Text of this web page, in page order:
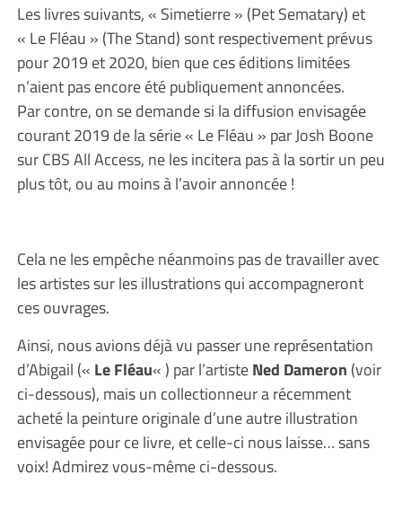
Les livres suivants, « Simetierre » (Pet Sematary) et
« Le Fléau » (The Stand) sont respectivement prévus
pour 2019 et 2020, bien que ces éditions limitées
n’aient pas encore été publiquement annoncées.
Par contre, on se demande si la diffusion envisagée
courant 2019 de la série « Le Fléau » par Josh Boone
sur CBS All Access, ne les incitera pas à la sortir un peu
plus tôt, ou au moins à l’avoir annoncée !
Cela ne les empêche néanmoins pas de travailler avec
les artistes sur les illustrations qui accompagneront
ces ouvrages.
Ainsi, nous avions déjà vu passer une représentation
d’Abigail (« Le Fléau« ) par l’artisteNed Dameron (voir
ci-dessous), mais un collectionneur a récemment
acheté la peinture originale d’une autre illustration
envisagée pour ce livre, et celle-ci nous laisse… sans
voix! Admirez vous-même ci-dessous.